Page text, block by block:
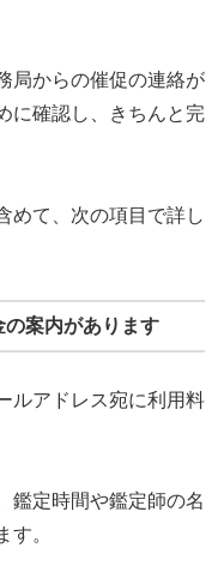
局からの催促の連絡が
に確認し、きちんと完
めて、次の項目で詳し
案内があります
ルアドレス宛に利用料
鑑定時間や鑑定師の名
す。